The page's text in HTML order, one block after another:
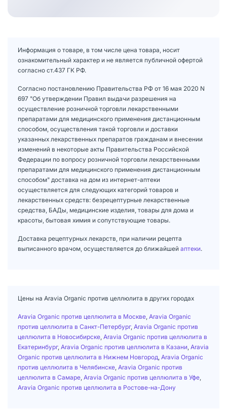
Информация о товаре, в том числе цена товара, носит
ознакомительный характер и не является публичной офертой
согласно ст.437 ГК РФ.
Согласно постановлению Правительства РФ от 16 мая 2020 N
697 "Об утверждении Правил выдачи разрешения на
осуществление розничной торговли лекарственными
препаратами для медицинского применения дистанционным
способом, осуществления такой торговли и доставки
указанных лекарственных препаратов гражданам и внесении
изменений в некоторые акты Правительства Российской
Федерации по вопросу розничной торговли лекарственными
препаратами для медицинского применения дистанционным
способом" доставка на дом из интернет-аптеки
осуществляется для следующих категорий товаров и
лекарственных средств: безрецептурные лекарственные
средства, БАДы, медицинские изделия, товары для дома и
красоты, бытовая химия и сопутствующие товары.
Доставка рецептурных лекарств, при наличии рецепта
выписанного врачом, осуществляется до ближайшей аптеки.
Цены на Aravia Organic против целлюлита в других городах
Aravia Organic против целлюлита в Москве Aravia Organic
против целлюлита в Санкт-Петербург, Aravia Organic против
целлюлита в Новосибирске Aravia Organic против целлюлита в
Екатеринбург, Aravia Organic против целлюлита в Казани Aravia
Organic против целлюлита в Нижнем Новгород Aravia Organic
против целлюлита в Челябинске Aravia Organic против
целлюлита в Самаре Aravia Organic против целлюлита в Уфе
Aravia Organic против целлюлита в Ростове-на-Дону